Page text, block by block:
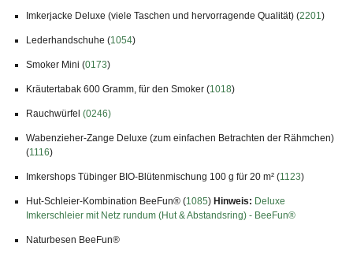
Imkerjacke Deluxe (viele Taschen und hervorragende Qualität) (2201)
Lederhandschuhe (1054)
Smoker Mini (0173)
Kräutertabak 600 Gramm, für den Smoker (1018)
Rauchwürfel (0246)
Wabenzieher-Zange Deluxe (zum einfachen Betrachten der Rähmchen)
(1116)
Imkershops Tübinger BIO-Blütenmischung 100 g für 20 m² (1123)
Hut-Schleier-Kombination BeeFun® (1085) Hinweis: Deluxe
Imkerschleier mit Netz rundum (Hut & Abstandsring) - BeeFun®
Naturbesen BeeFun®